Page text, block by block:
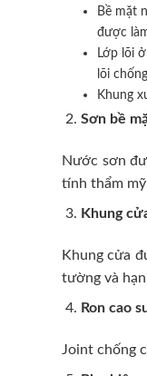
Bề mặt
được
Lớp lõi
lõi
Khung
Sơn bề
Nước sơn
tính thẩm
Khung
Khung cửa
tường và
Ron cao
Joint chống